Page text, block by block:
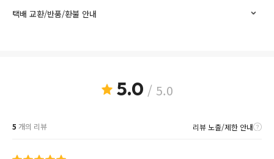
택배 교환/반품/환불 안내
5.0 / 5.0
5 개의 리뷰 리뷰 노출/제한 안내